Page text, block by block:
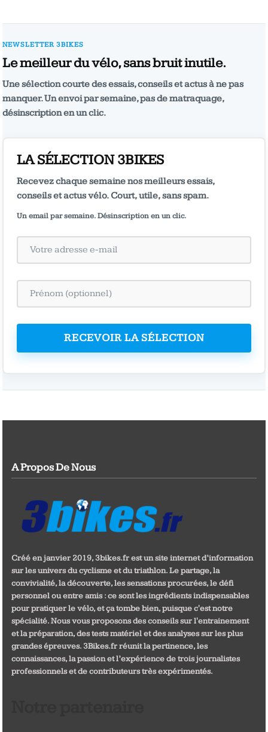
NEWSLETTER 3BIKES
Le meilleur du vélo, sans bruit inutile.
Une sélection courte des essais, conseils et actus à ne pas
manquer. Un envoi par semaine, pas de matraquage,
désinscription en un clic.
LA SÉLECTION 3BIKES
Recevez chaque semaine nos meilleurs essais,
conseils et actus vélo. Court, utile, sans spam.
Un email par semaine. Désinscription en un clic.
RECEVOIR LA SÉLECTION
A Propos De Nous
Créé en janvier 2019, 3bikes.fr est un site internet d’information
sur les univers du cyclisme et du triathlon. Le partage, la
convivialité, la découverte, les sensations procurées, le défi
personnel ou entre amis : ce sont les ingrédients indispensables
pour pratiquer le vélo, et ça tombe bien, puisque c'est notre
spécialité. Nous vous proposons des conseils sur l'entrainement
et la préparation, des tests matériel et des analyses sur les plus
grandes épreuves. 3Bikes.fr réunit la pertinence, les
connaissances, la passion et l’expérience de trois journalistes
professionnels et de contributeurs très expérimentés.